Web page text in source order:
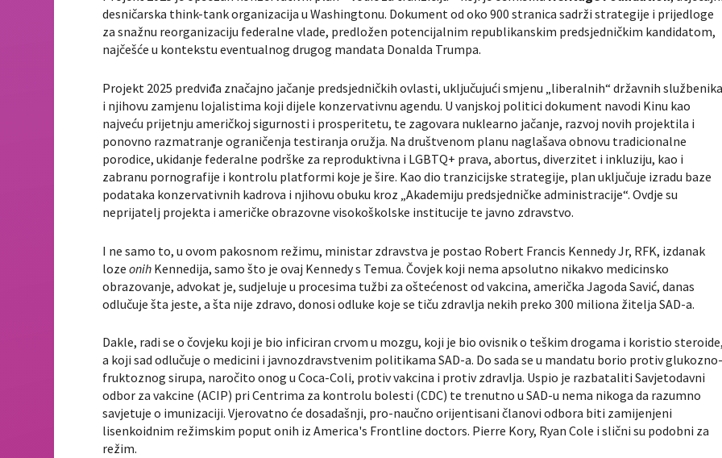
desničarska think-tank organizacija u Washingtonu. Dokument od oko 900 stranica sadrži strategije i prijedloge
za snažnu reorganizaciju federalne vlade, predložen potencijalnim republikanskim predsjedničkim kandidatom,
najčešće u kontekstu eventualnog drugog mandata Donalda Trumpa.
Projekt 2025 predviđa značajno jačanje predsjedničkih ovlasti, uključujući smjenu „liberalnih“ državnih
i njihovu zamjenu lojalistima koji dijele konzervativnu agendu. U vanjskoj politici dokument navodi Kinu kao
najveću prijetnju američkoj sigurnosti i prosperitetu, te zagovara nuklearno jačanje, razvoj novih projektila i
ponovno razmatranje ograničenja testiranja oružja. Na društvenom planu naglašava obnovu tradicionalne
porodice, ukidanje federalne podrške za reproduktivna i LGBTQ+ prava, abortus, diverzitet i inkluziju, kao i
zabranu pornografije i kontrolu platformi koje je šire. Kao dio tranzicijske strategije, plan uključuje izradu baze
podataka konzervativnih kadrova i njihovu obuku kroz „Akademiju predsjedničke administracije“. Ovdje su
neprijatelj projekta i američke obrazovne visokoškolske institucije te javno zdravstvo.
I ne samo to, u ovom pakosnom režimu, ministar zdravstva je postao Robert Francis Kennedy Jr, RFK, izdanak
lozeonih Kennedija, samo što je ovaj Kennedy s Temua. Čovjek koji nema apsolutno nikakvo medicinsko
obrazovanje, advokat je, sudjeluje u procesima tužbi za oštećenost od vakcina, američka Jagoda Savić, danas
odlučuje šta jeste, a šta nije zdravo, donosi odluke koje se tiču zdravlja nekih preko 300 miliona žitelja SAD-a.
Dakle, radi se o čovjeku koji je bio inficiran crvom u mozgu, koji je bio ovisnik o teškim drogama i koristio
a koji sad odlučuje o medicini i javnozdravstvenim politikama SAD-a. Do sada se u mandatu borio protiv
fruktoznog sirupa, naročito onog u Coca-Coli, protiv vakcina i protiv zdravlja. Uspio je razbataliti Savjetodavni
odbor za vakcine (ACIP) pri Centrima za kontrolu bolesti (CDC) te trenutno u SAD-u nema nikoga da razumno
savjetuje o imunizaciji. Vjerovatno će dosadašnji, pro-naučno orijentisani članovi odbora biti zamijenjeni
lisenkoidnim režimskim poput onih iz America's Frontline doctors. Pierre Kory, Ryan Cole i slični su podobni za
režim.